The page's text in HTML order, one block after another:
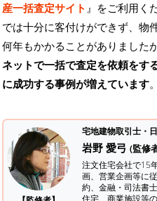
産一括査定サイト 』をご利用く
では十分に客付けができず、物
何年もかかることがありました
ネットで一括で査定を依頼をす
に成功する事例が増えています。
宅地建物取引士・
岩野 愛弓 (監修
注文住宅会社で15
画、営業企画等に
約、金融・司法書